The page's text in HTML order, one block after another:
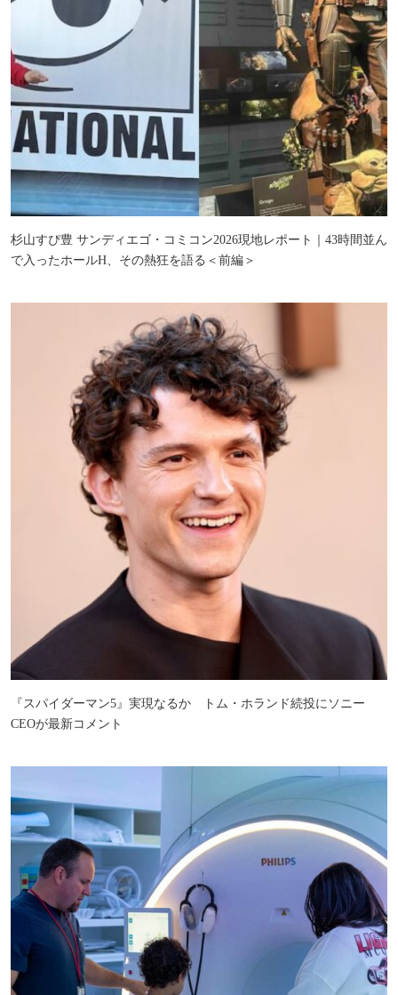
杉山すぴ豊 サンディエゴ・コミコン2026現地レポート｜43時間並ん
で入ったホールH、その熱狂を語る＜前編＞
『スパイダーマン5』実現なるか トム・ホランド続投にソニー
CEOが最新コメント